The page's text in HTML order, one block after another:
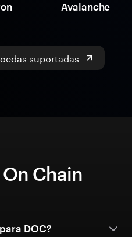
Avalanche
suportadas
Chain
DOC?